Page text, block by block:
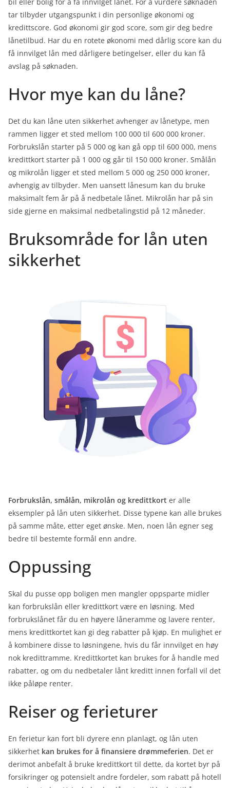
bil eller bolig for å få innvilget lånet. For å vurdere søknaden
tar tilbyder utgangspunkt i din personlige økonomi og
kredittscore. God økonomi gir god score, som gir deg bedre
lånetilbud. Har du en rotete økonomi med dårlig score kan du
få innvilget lån med dårligere betingelser, eller du kan få
avslag på søknaden.
Hvor mye kan du låne?
Det du kan låne uten sikkerhet avhenger av lånetype, men
rammen ligger et sted mellom 100 000 til 600 000 kroner.
Forbrukslån starter på 5 000 og kan gå opp til 600 000, mens
kredittkort starter på 1 000 og går til 150 000 kroner. Smålån
og mikrolån ligger et sted mellom 5 000 og 250 000 kroner,
avhengig av tilbyder. Men uansett lånesum kan du bruke
maksimalt fem år på å nedbetale lånet. Mikrolån har på sin
side gjerne en maksimal nedbetalingstid på 12 måneder.
Bruksområde for lån uten
sikkerhet
Forbrukslån, smålån, mikrolån og kredittkort er alle
eksempler på lån uten sikkerhet. Disse typene kan alle brukes
på samme måte, etter eget ønske. Men, noen lån egner seg
bedre til bestemte formål enn andre.
Oppussing
Skal du pusse opp boligen men mangler oppsparte midler
kan forbrukslån eller kredittkort være en løsning. Med
forbrukslånet får du en høyere låneramme og lavere renter,
mens kredittkortet kan gi deg rabatter på kjøp. En mulighet er
å kombinere disse to løsningene, hvis du får innvilget en høy
nok kredittramme. Kredittkortet kan brukes for å handle med
rabatter, og om du nedbetaler lånt kreditt innen forfall vil det
ikke påløpe renter.
Reiser og ferieturer
En ferietur kan fort bli dyrere enn planlagt, og lån uten
sikkerhet kan brukes for å finansiere drømmeferien. Det er
derimot anbefalt å bruke kredittkort til dette, da kortet byr på
forsikringer og potensielt andre fordeler, som rabatt på hotell